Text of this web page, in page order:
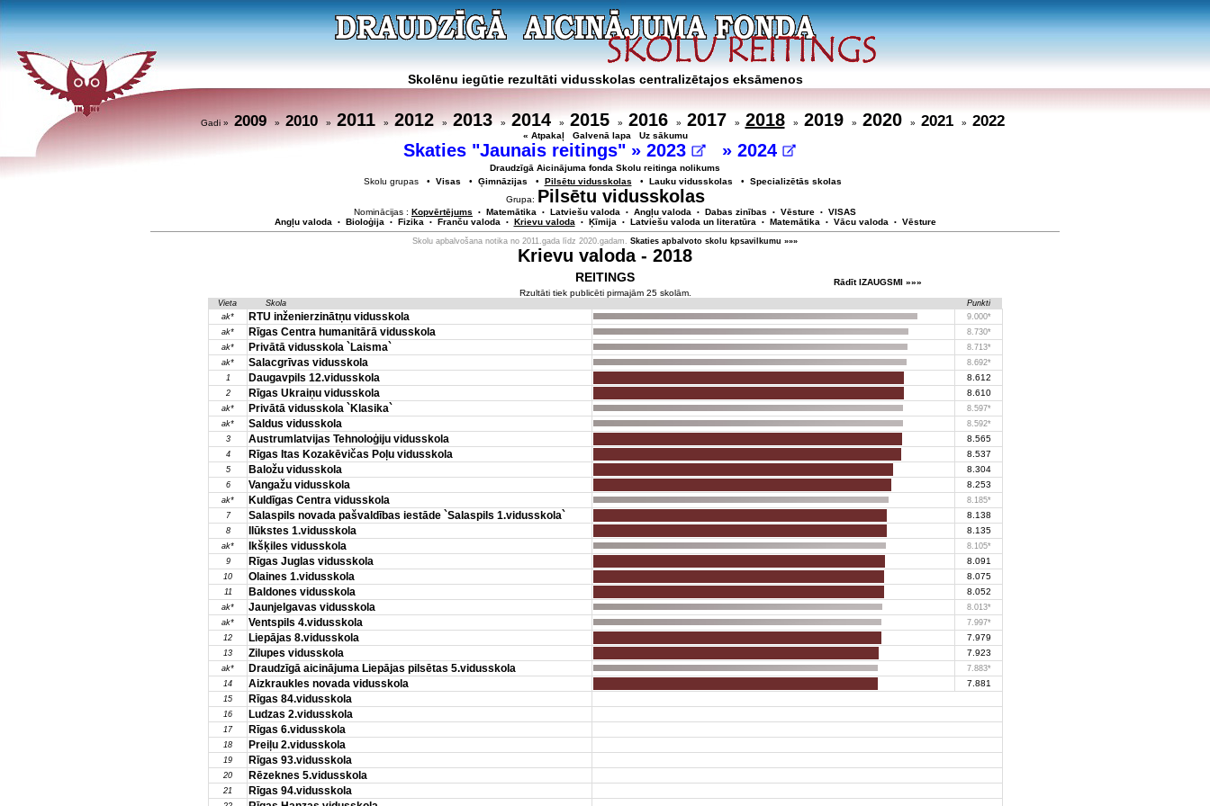
Skolēnu iegūtie rezultāti vidusskolas centralizētajos eksāmenos
Gadi » 2009» 2010» 2011» 2012» 2013» 2014» 2015» 2016» 2017 » 2018» 2019» 2020» 2021» 2022
« Atpakaļ Galvenā lapa Uz sākumu
Skaties "Jaunais reitings" »2023 » 2024
Draudzīgā Aicinājuma fonda Skolu reitinga nolikums
Skolu grupas • Visas • Ģimnāzijas • Pilsētu vidusskolas • Lauku vidusskolas • Specializētās skolas
Grupa: Pilsētu vidusskolas
Nominācijas : Kopvērtējums • Matemātika • Latviešu valoda • Angļu valoda • Dabas zinības • Vēsture • VISAS
Angļu valoda
• Bioloģija • Fizika • Franču valoda • Krievu valoda • Ķīmija • Latviešu valoda un literatūra • Matemātika • Vācu valoda • Vēsture
Skolu apbalvošana notika no 2011.gada līdz 2020.gadam. Skaties apbalvoto skolu kpsavilkumu »»»
Krievu valoda - 2018
REITINGS
Rādīt IZAUGSMI »»»
Rzultāti tiek publicēti pirmajām 25 skolām.
Vieta Skola
Punkti
ak*
RTU inženierzinātņu vidusskola
9.000*
ak*
Rīgas Centra humanitārā vidusskola
8.730*
ak*
Privātā vidusskola `Laisma`
8.713*
ak*
Salacgrīvas vidusskola
8.692*
1
Daugavpils 12.vidusskola 8.612
2 Rīgas Ukraiņu vidusskola 8.610
ak* Privātā vidusskola `Klasika`
8.597*
ak*
Saldus vidusskola
8.592*
3
Austrumlatvijas Tehnoloģiju vidusskola 8.565
4 Rīgas Itas Kozakēvičas Poļu vidusskola 8.537
5 Baložu vidusskola 8.304
6 Vangažu vidusskola 8.253
ak* Kuldīgas Centra vidusskola
8.185*
7
Salaspils novada pašvaldības iestāde `Salaspils 1.vidusskola` 8.138
8 Ilūkstes 1.vidusskola 8.135
ak* Ikšķiles vidusskola
8.105*
9
Rīgas Juglas vidusskola 8.091
10 Olaines 1.vidusskola 8.075
11 Baldones vidusskola 8.052
ak* Jaunjelgavas vidusskola
8.013*
ak*
Ventspils 4.vidusskola
7.997*
12
Liepājas 8.vidusskola 7.979
13 Zilupes vidusskola 7.923
ak* Draudzīgā aicinājuma Liepājas pilsētas 5.vidusskola
7.883*
14
Aizkraukles novada vidusskola 7.881
15 Rīgas 84.vidusskola
16 Ludzas 2.vidusskola
17 Rīgas 6.vidusskola
18 Preiļu 2.vidusskola
19 Rīgas 93.vidusskola
20 Rēzeknes 5.vidusskola
21 Rīgas 94.vidusskola